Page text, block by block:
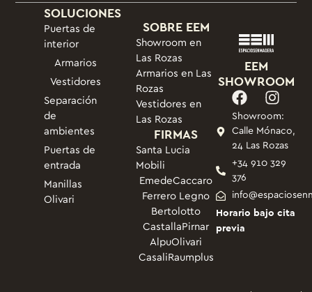
SOLUCIONES
Puertas de
interior
Armarios
Vestidores
Separación
de
ambientes
Puertas de
entrada
Manillas
Olivari
SOBRE EEM
Showroom en
Las Rozas
Armarios en Las
Rozas
Vestidores en
Las Rozas
FIRMAS
Santa Lucia
Mobili
EmedeCaccaro
Ferrero Legno
Bertolotto
CastallaPirnar
AlpuOlivari
CasaliRaumplus
EEM
SHOWROOM
Showroom:
Calle Mónaco,
24 Las Rozas
+34 910 329
376
Horario bajo cita
previa